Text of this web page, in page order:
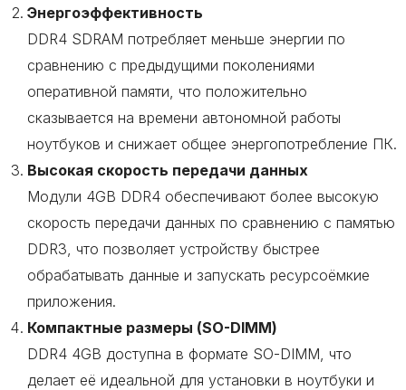
Энергоэффективность
DDR4 SDRAM потребляет меньше энергии по
сравнению с предыдущими поколениями
оперативной памяти, что положительно
сказывается на времени автономной работы
ноутбуков и снижает общее энергопотребление ПК.
Высокая скорость передачи данных
Модули 4GB DDR4 обеспечивают более высокую
скорость передачи данных по сравнению с памятью
DDR3, что позволяет устройству быстрее
обрабатывать данные и запускать ресурсоёмкие
приложения.
Компактные размеры (SO-DIMM)
DDR4 4GB доступна в формате SO-DIMM, что
делает её идеальной для установки в ноутбуки и